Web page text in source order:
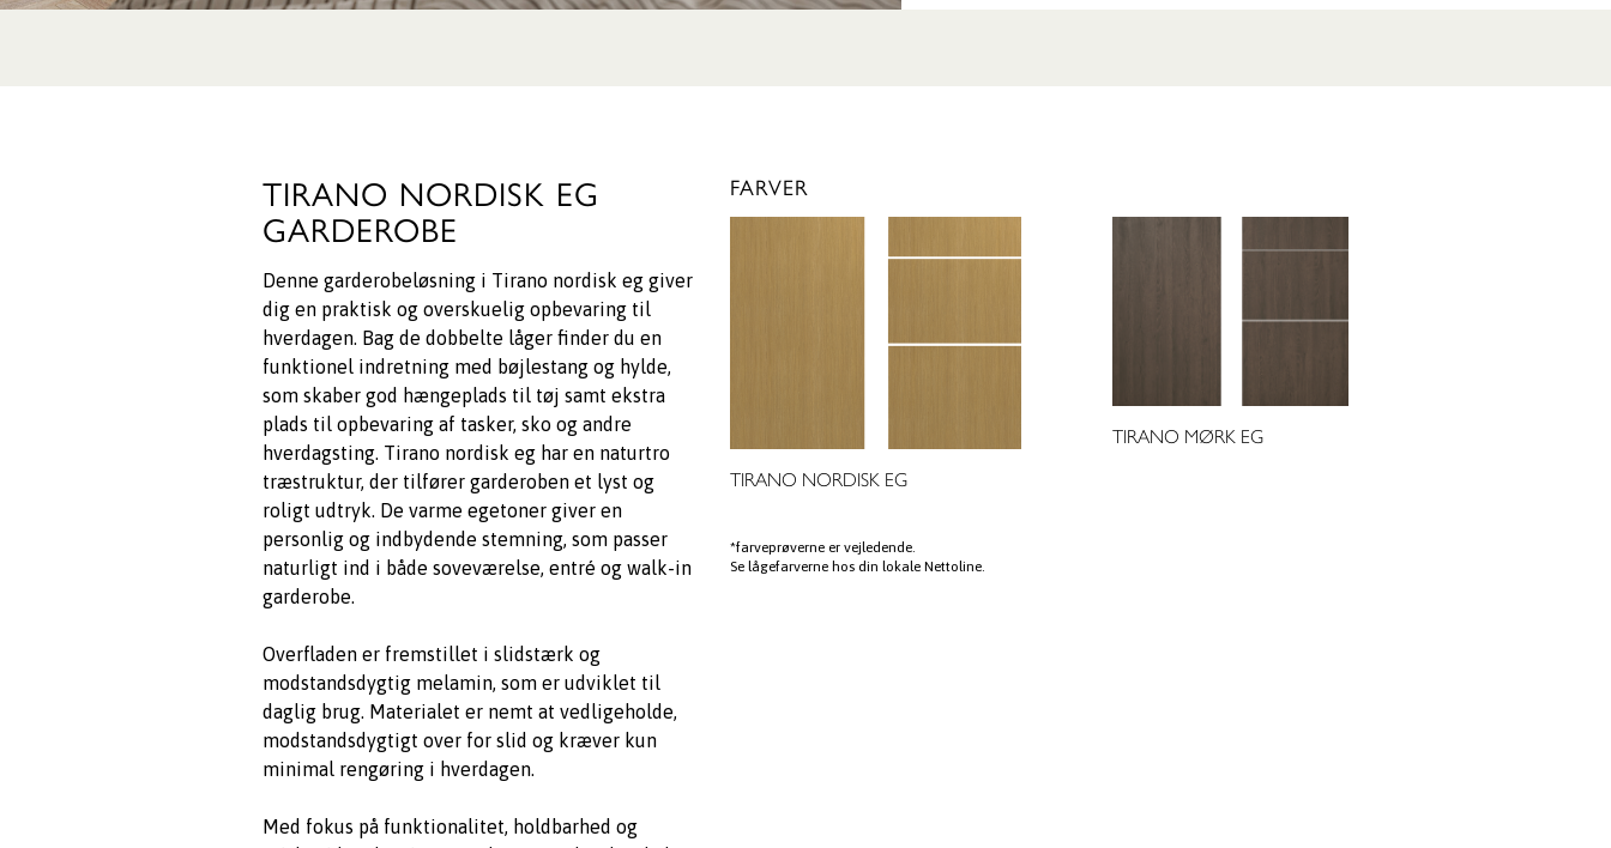
TIRANO NORDISK EG
GARDEROBE
Denne garderobeløsning i Tirano nordisk eg giver
dig en praktisk og overskuelig opbevaring til
hverdagen. Bag de dobbelte låger finder du en
funktionel indretning med bøjlestang og hylde,
som skaber god hængeplads til tøj samt ekstra
plads til opbevaring af tasker, sko og andre
hverdagsting. Tirano nordisk eg har en naturtro
træstruktur, der tilfører garderoben et lyst og
roligt udtryk. De varme egetoner giver en
personlig og indbydende stemning, som passer
naturligt ind i både soveværelse, entré og walk-in
garderobe.
Overfladen er fremstillet i slidstærk og
modstandsdygtig melamin, som er udviklet til
daglig brug. Materialet er nemt at vedligeholde,
modstandsdygtigt over for slid og kræver kun
minimal rengøring i hverdagen.
Med fokus på funktionalitet, holdbarhed og
FARVER
TIRANO NORDISK EG
TIRANO MØRK EG
*farveprøverne er vejledende.
Se lågefarverne hos din lokale Nettoline.